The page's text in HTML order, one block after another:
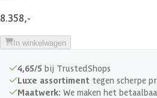
8.358,-
In winkelwagen
4,65/5 bij TrustedShops
Luxe assortiment tegen scherpe
Maatwerk: We maken het